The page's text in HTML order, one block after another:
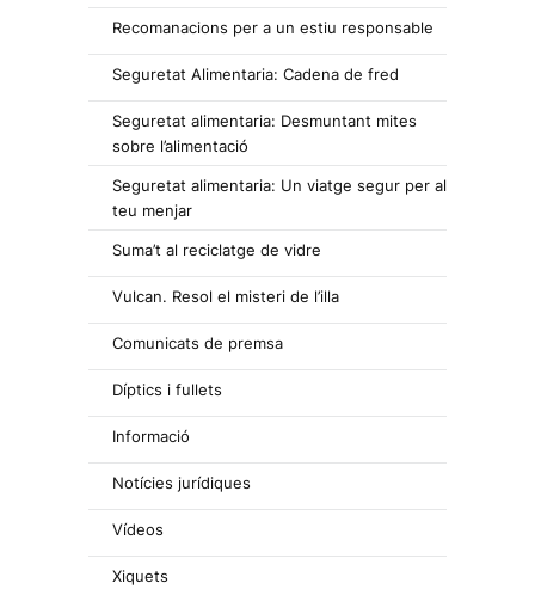
Recomanacions per a un estiu responsable
Seguretat Alimentaria: Cadena de fred
Seguretat alimentaria: Desmuntant mites
sobre l’alimentació
Seguretat alimentaria: Un viatge segur per al
teu menjar
Suma’t al reciclatge de vidre
Vulcan. Resol el misteri de l’illa
Comunicats de premsa
Díptics i fullets
Informació
Notícies jurídiques
Vídeos
Xiquets